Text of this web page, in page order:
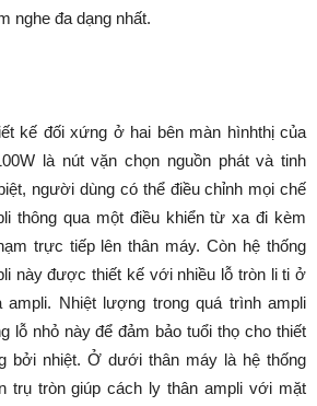
nghe đa dạng nhất.
kế đối xứng ở hai bên màn hìnhthị của
là nút vặn chọn nguồn phát và tinh
người dùng có thể điều chỉnh mọi chế
thông qua một điều khiển từ xa đi kèm
trực tiếp lên thân máy. Còn hệ thống
này được thiết kế với nhiều lỗ tròn li ti ở
ampli. Nhiệt lượng trong quá trình ampli
lỗ nhỏ này để đảm bảo tuổi thọ cho thiết
bởi nhiệt. Ở dưới thân máy là hệ thống
trụ tròn giúp cách ly thân ampli với mặt